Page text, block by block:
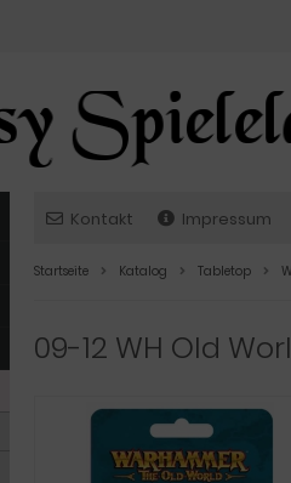
Kontakt Impressum
Startseite Katalog Tabletop
09-12 WH Old